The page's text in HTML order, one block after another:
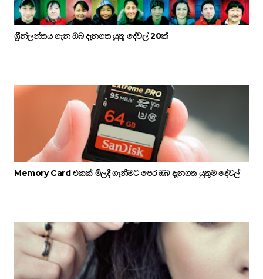
ග්‍රීන්ලන්තය ගැන ඔබ දැනගත යුතු දේවල් 20ක්
Memory Card එකක් මිලදී ගැනීමට පෙර ඔබ දැනගත යුතුම දේවල්